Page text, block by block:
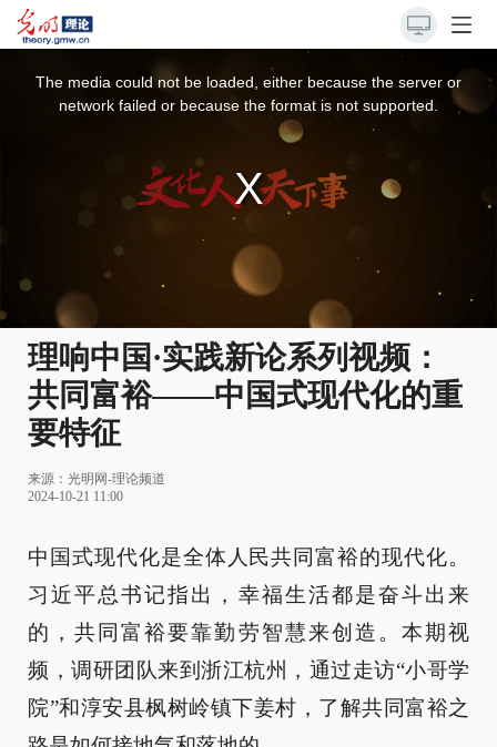
The media could not be loaded, either because the server or
network failed or because the format is not supported.
理响中国·实践新论系列视频：
共同富裕——中国式现代化的重
要特征
来源： 光明网-理论频道
2024-10-21 11:00
中国式现代化是全体人民共同富裕的现代化。
习近平总书记指出，幸福生活都是奋斗出来
的，共同富裕要靠勤劳智慧来创造。本期视
频，调研团队来到浙江杭州，通过走访“小哥学
院”和淳安县枫树岭镇下姜村，了解共同富裕之